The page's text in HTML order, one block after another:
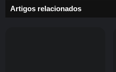
Artigos relacionados